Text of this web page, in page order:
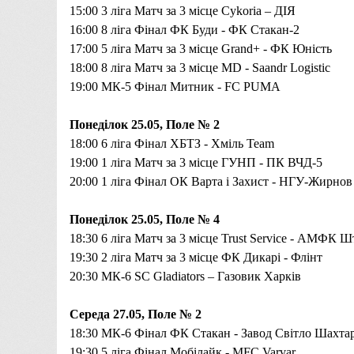
15:00 3 ліга Матч за 3 місце Cykoria – ДІЯ
16:00 8 ліга Фінал ФК Буди - ФК Стакан-2
17:00 5 ліга Матч за 3 місце Grand+ - ФК Юність
18:00 8 ліга Матч за 3 місце MD - Saandr Logistic
19:00 МК-5 Фінал Митник - FC PUMA
Понеділок 25.05, Поле № 2
18:00 6 ліга Фінал ХБТЗ - Хміль Team
19:00 1 ліга Матч за 3 місце ГУНП - ПК ВЧД-5
20:00 1 ліга Фінал ОК Варта і Захист - НГУ-Жирнов
Понеділок 25.05, Поле № 4
18:30 6 ліга Матч за 3 місце Trust Service - АМФК
19:30 2 ліга Матч за 3 місце ФК Дикарі - Флінт
20:30 МК-6 SC Gladiators – Газовик Харків
Середа 27.05, Поле № 2
18:30 МК-6 Фінал ФК Стакан - Завод Світло